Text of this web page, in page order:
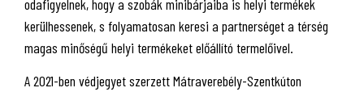
odafigyelnek, hogy a szobák minibárjaiba is helyi termékek
kerülhessenek, s folyamatosan keresi a partnerséget a térség
magas minőségű helyi termékeket előállító termelőivel.
A 2021-ben védjegyet szerzett Mátraverebély-Szentkúton